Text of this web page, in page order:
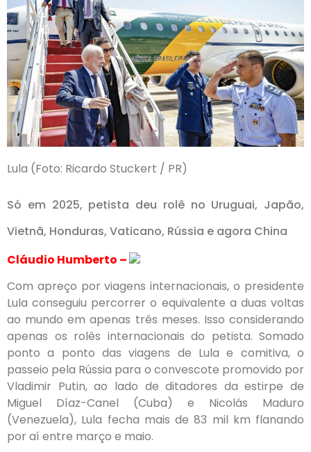
Lula (Foto: Ricardo Stuckert / PR)
Só em 2025, petista deu rolê no Uruguai, Japão,
Vietnã, Honduras, Vaticano, Rússia e agora China
Cláudio Humberto –
Com apreço por viagens internacionais, o presidente
Lula conseguiu percorrer o equivalente a duas voltas
ao mundo em apenas três meses. Isso considerando
apenas os rolês internacionais do petista. Somado
ponto a ponto das viagens de Lula e comitiva, o
passeio pela Rússia para o convescote promovido por
Vladimir Putin, ao lado de ditadores da estirpe de
Miguel Díaz-Canel (Cuba) e Nicolás Maduro
(Venezuela), Lula fecha mais de 83 mil km flanando
por aí entre março e maio.